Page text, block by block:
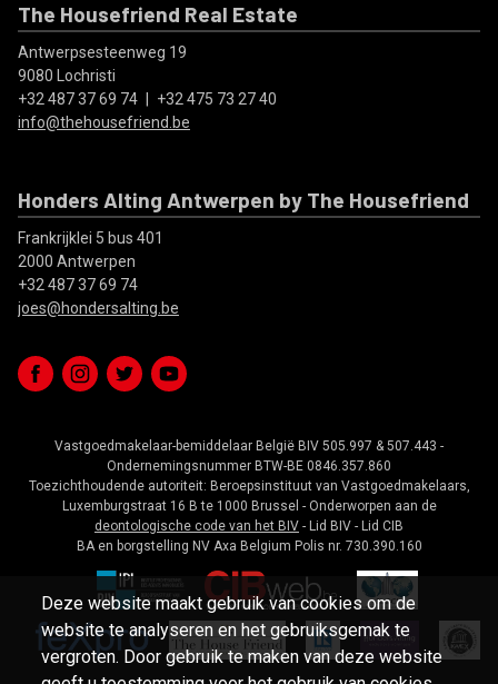
The Housefriend Real Estate
Antwerpsesteenweg 19
9080 Lochristi
+32 487 37 69 74
+32 475 73 27 40
info@thehousefriend.be
Honders Alting Antwerpen by The Housefriend
Frankrijklei 5 bus 401
2000 Antwerpen
+32 487 37 69 74
joes@hondersalting.be
Vastgoedmakelaar-bemiddelaar België BIV 505.997 & 507.443 -
Ondernemingsnummer BTW-BE 0846.357.860
Toezichthoudende autoriteit: Beroepsinstituut van Vastgoedmakelaars,
Luxemburgstraat 16 B te 1000 Brussel - Onderworpen aan de
deontologische code van het BIV - Lid BIV - Lid CIB
BA en borgstelling NV Axa Belgium Polis nr. 730.390.160
Deze website maakt gebruik van cookies om de
website te analyseren en het gebruiksgemak te
vergroten. Door gebruik te maken van deze website